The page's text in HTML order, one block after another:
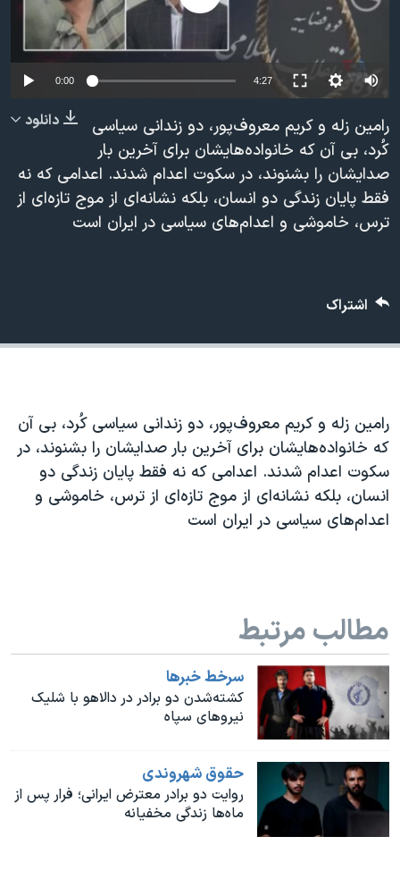
فرهنگ و زندگی
حقوق شهروندی
اقتصادی
اسرائیل در جنگ
گالری عکس
آرشیو پخش زنده
مستندها
انتخابات ریاست جمهوری آمریکا ۲۰۲۴
حمله جمهوری اسلامی به اسرائیل
ورزش زنان در ایران
اعتراضات زن، زندگی، آزادی
مجموعه مستندهای دادخواهی
چهل سال گروگان‌گیری
نرگس محمدی برنده جایزه نوبل صلح
همایش محافظه‌کاران آمریکا «سی‌پک»
صفحه‌های ویژه
سفر پرزیدنت ترامپ به چین
دنبال کنید
زبانهای مختلف
Auto
240p
360p
480p
720p
1080p
0:00 4:27
360p
480p
720p
دانلود
رامین زله و کریم معروف‌پور، دو زندانی سیاسی
کُرد، بی‌ آن که خانواده‌هایشان برای آخرین بار
صدایشان را بشنوند، در سکوت اعدام شدند. اعدامی که نه
فقط پایان زندگی دو انسان، بلکه نشانه‌ای از موج تازه‌ای از
ترس، خاموشی و اعدام‌های سیاسی در ایران است
اشتراک
رامین زله و کریم معروف‌پور، دو زندانی سیاسی کُرد، بی‌ آن
که خانواده‌هایشان برای آخرین بار صدایشان را بشنوند، در
سکوت اعدام شدند. اعدامی که نه فقط پایان زندگی دو
انسان، بلکه نشانه‌ای از موج تازه‌ای از ترس، خاموشی و
اعدام‌های سیاسی در ایران است
مطالب مرتبط
سرخط خبرها
کشته‌شدن دو برادر در دالاهو با شلیک
نیروهای سپاه
حقوق شهروندی
روایت دو برادر معترض ایرانی؛ فرار پس از
ماه‌ها زندگی مخفیانه